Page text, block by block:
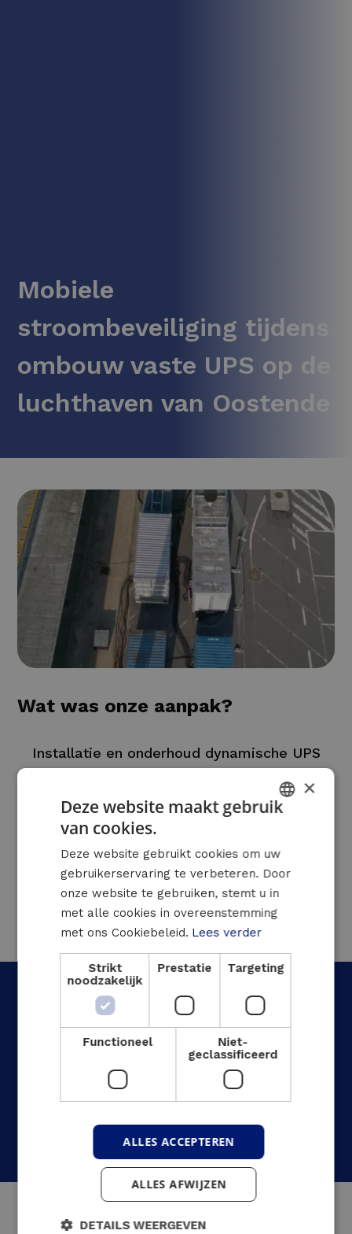
Mobiele
stroombeveiliging tijdens
ombouw vaste UPS op de
luchthaven van Oostende
Wat was onze aanpak?
Installatie en onderhoud dynamische UPS
Inzet van mobiele UPS tijdens revisies
Transformatie van dynamische UPS naar
UPS backup tijdens de werken
Wat was het resultaat?
Garantie ononderbroken stroomtoevoer
voor luchtverkeersleiding
FRENCH
×
Deze website maakt gebruik
van cookies.
Deze website gebruikt cookies om uw
gebruikerservaring te verbeteren. Door
onze website te gebruiken, stemt u in
met alle cookies in overeenstemming
met ons Cookiebeleid. Lees verder
Strikt
noodzakelijk
Prestatie Targeting
Functioneel
Niet-
geclassificeerd
ALLES ACCEPTEREN
ALLES AFWIJZEN
DETAILS WEERGEVEN